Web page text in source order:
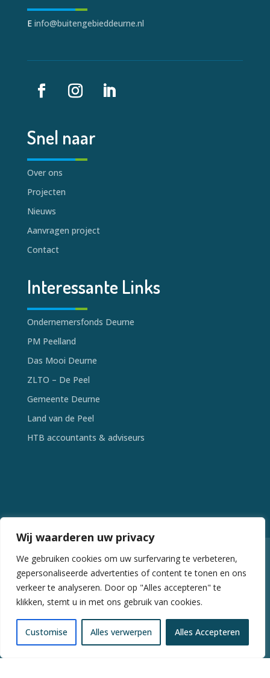
Wij waarderen uw privacy
We gebruiken cookies om uw surfervaring te verbeteren,
gepersonaliseerde advertenties of content te tonen en ons
verkeer te analyseren. Door op "Alles accepteren" te
klikken, stemt u in met ons gebruik van cookies.
Customise Alles verwerpen Alles Accepteren
E info@buitengebieddeurne.nl
Snel naar
Over ons
Projecten
Nieuws
Aanvragen project
Contact
Interessante Links
Ondernemersfonds Deurne
PM Peelland
Das Mooi Deurne
ZLTO – De Peel
Gemeente Deurne
Land van de Peel
HTB accountants & adviseurs
© 2026 Stichting Buitengebied Deurne - Alle
rechten voorbehouden
Foto’s: Hein van Bakel